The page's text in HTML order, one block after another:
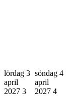
lördag 3
april
2027 3
söndag 4
april
2027 4